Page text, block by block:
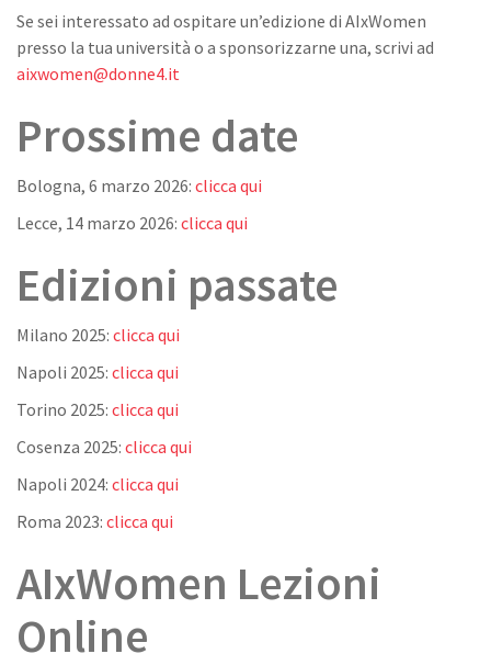
Se sei interessato ad ospitare un’edizione di AIxWomen
presso la tua università o a sponsorizzarne una, scrivi ad
aixwomen@donne4.it
Prossime date
Bologna, 6 marzo 2026: clicca qui
Lecce, 14 marzo 2026: clicca qui
Edizioni passate
Milano 2025: clicca qui
Napoli 2025: clicca qui
Torino 2025: clicca qui
Cosenza 2025: clicca qui
Napoli 2024: clicca qui
Roma 2023: clicca qui
AIxWomen Lezioni
Online